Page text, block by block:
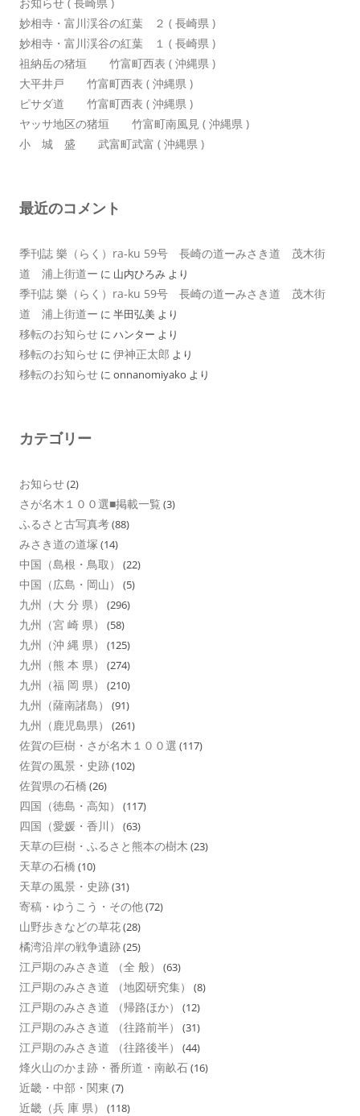
妙相寺・富川渓谷の紅葉 ２ ( 長崎県 )
妙相寺・富川渓谷の紅葉 １ ( 長崎県 )
祖納岳の猪垣 竹富町西表 ( 沖縄県 )
大平井戸 竹富町西表 ( 沖縄県 )
ピサダ道 竹富町西表 ( 沖縄県 )
ヤッサ地区の猪垣 竹富町南風見 ( 沖縄県 )
小 城 盛 武富町武富 ( 沖縄県 )
最近のコメント
季刊誌 樂（らく）ra-ku 59号 長崎の道ーみさき道 茂木街
道 浦上街道ー に 山内ひろみ より
季刊誌 樂（らく）ra-ku 59号 長崎の道ーみさき道 茂木街
道 浦上街道ー に 半田弘美 より
移転のお知らせ に ハンター より
移転のお知らせ に 伊神正太郎 より
移転のお知らせ に onnanomiyako より
カテゴリー
お知らせ(2)
さが名木１００選■掲載一覧 (3)
ふるさと古写真考(88)
みさき道の道塚 (14)
中国（島根・鳥取） (22)
中国（広島・岡山） (5)
九州（大 分 県） (296)
九州（宮 崎 県） (58)
九州（沖 縄 県） (125)
九州（熊 本 県） (274)
九州（福 岡 県） (210)
九州（薩南諸島） (91)
九州（鹿児島県） (261)
佐賀の巨樹・さが名木１００選 (117)
佐賀の風景・史跡(102)
佐賀県の石橋 (26)
四国（徳島・高知） (117)
四国（愛媛・香川） (63)
天草の巨樹・ふるさと熊本の樹木 (23)
天草の石橋 (10)
天草の風景・史跡(31)
寄稿・ゆうこう・その他(72)
山野歩きなどの草花(28)
橘湾沿岸の戦争遺跡(25)
江戸期のみさき道 （全 般） (63)
江戸期のみさき道 （地図研究集） (8)
江戸期のみさき道 （帰路ほか） (12)
江戸期のみさき道 （往路前半） (31)
江戸期のみさき道 （往路後半） (44)
烽火山のかま跡・番所道・南畝石(16)
近畿・中部・関東 (7)
近畿（兵 庫 県） (118)